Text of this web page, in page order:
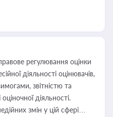
регулювання оцінки
діяльності оцінювачів,
звітністю та
діяльності.
змін у цій сфері